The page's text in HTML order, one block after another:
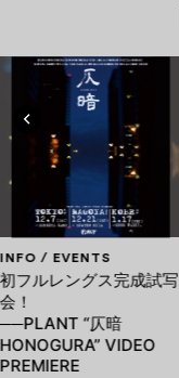
INFO / EVENTS
初フルレングス完成試写
会！
──PLANT “仄暗
HONOGURA” VIDEO
PREMIERE